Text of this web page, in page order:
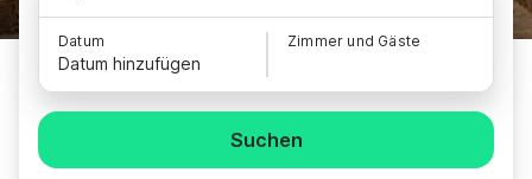
Datum
Datum hinzufügen
Zimmer und Gäste
Suchen